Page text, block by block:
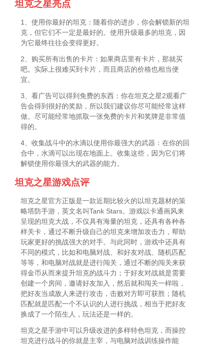
坦克之星亮点
1、使用你最好的坦克：随着你的进步，你会解锁新的坦
克，但它们不一定是最好的。使用升级最多的坦克，因
为它最终往往会变得更好。
2、购买所有出售的卡片：如果商店里有卡片，那就买
吧。实际上很难买到卡片，而且商店的价格也相当便
宜。
3、看广告可以得到免费的东西：你在坦克之星2观看广
告会得到很好的奖励，所以我们建议你尽可能经常这样
做。尽可能经常地抓取一张免费的卡片和奖牌是非常值
得的。
4、收集战斗中的水滴以使用你最强大的武器：在你的回
合中，水滴可以出现在地面上。收集这些，因为它们将
解锁使用你最强大的武器的能力。
坦克之星游戏点评
坦克之星官方正版是一款近期比较火的以坦克题材的策
略塔防手游，英文名叫Tank Stars。游戏以卡通画风来
呈现的坦克大战，不仅具有海量的坦克，还具有各种各
样关卡，通过不断升级自己的坦克来增加攻击力，帮助
玩家更好的挑战强大的对手。与此同时，游戏中还具有
不同的模式，比如和电脑对战、和好友对战、随机匹配
等等，和电脑对战就是进行闯关，通过不断的闯关来获
得金币从而来提升坦克的战斗力；于好友对战就是需要
创建一个房间，邀请好友加入，然后就和闯关一样啦，
把好友当成敌人来进行攻击，击败对方即可获胜；随机
匹配就是匹配一个不认识的人进行挑战，相当于把好友
换成了一个陌生人，玩法还是一样的。
坦克之星手游中可以升级改进的多样特色坦克，而操控
坦克进行战斗的你就是主宰，与电脑对战训练操作能